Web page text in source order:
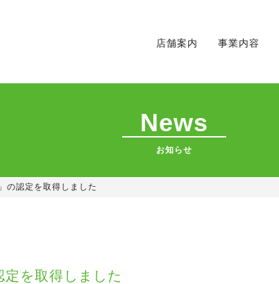
店舗案内
事業内容
News
お知らせ
の認定を取得しました
を取得しました